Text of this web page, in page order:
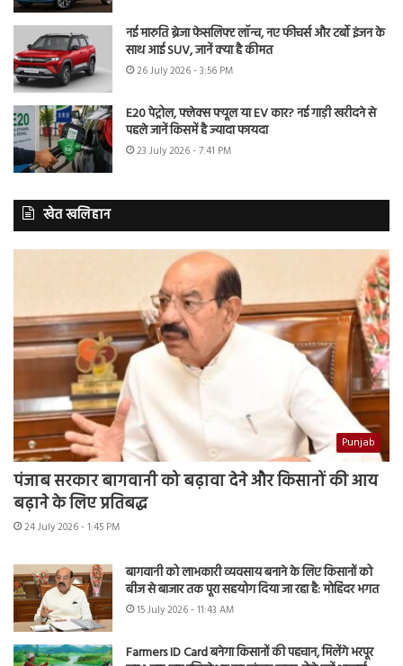
नई मारुति ब्रेजा फेसलिफ्ट लॉन्च, नए फीचर्स और टर्बो इंजन के
साथ आई SUV, जानें क्या है कीमत
26 July 2026 - 3:56 PM
E20 पेट्रोल, फ्लेक्स फ्यूल या EV कार? नई गाड़ी खरीदने से
पहले जानें किसमें है ज्यादा फायदा
23 July 2026 - 7:41 PM
खेत खलिहान
Punjab
पंजाब सरकार बागवानी को बढ़ावा देने और किसानों की आय
बढ़ाने के लिए प्रतिबद्ध
24 July 2026 - 1:45 PM
बागवानी को लाभकारी व्यवसाय बनाने के लिए किसानों को
बीज से बाजार तक पूरा सहयोग दिया जा रहा है: मोहिंदर भगत
15 July 2026 - 11:43 AM
Farmers ID Card बनेगा किसानों की पहचान, मिलेंगे भरपूर